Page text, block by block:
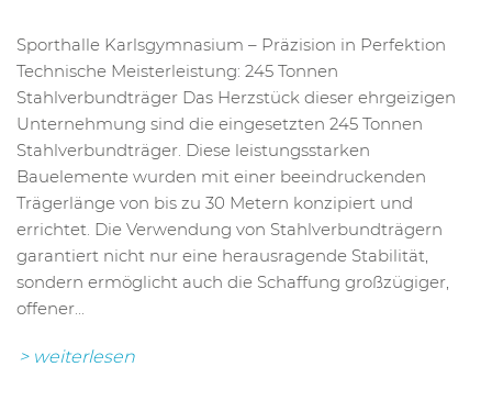
Sporthalle Karlsgymnasium – Präzision in Perfektion
Technische Meisterleistung: 245 Tonnen
Stahlverbundträger Das Herzstück dieser ehrgeizigen
Unternehmung sind die eingesetzten 245 Tonnen
Stahlverbundträger. Diese leistungsstarken
Bauelemente wurden mit einer beeindruckenden
Trägerlänge von bis zu 30 Metern konzipiert und
errichtet. Die Verwendung von Stahlverbundträgern
garantiert nicht nur eine herausragende Stabilität,
sondern ermöglicht auch die Schaffung großzügiger,
offener...
> weiterlesen